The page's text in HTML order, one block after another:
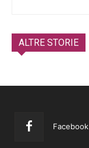
ALTRE STORIE
Facebook